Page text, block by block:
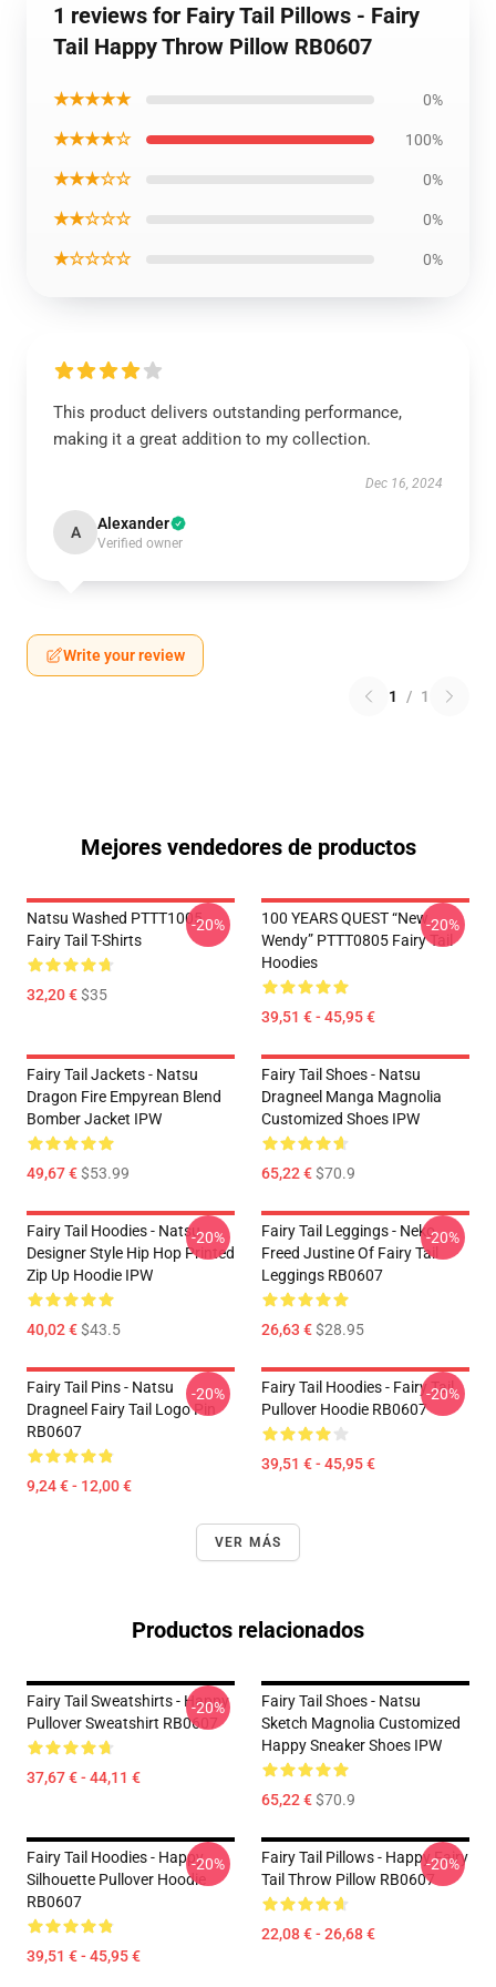
1 reviews for Fairy Tail Pillows - Fairy
Tail Happy Throw Pillow RB0607
★★★★★ 0%
★★★★☆ 100%
★★★☆☆ 0%
★★☆☆☆ 0%
★☆☆☆☆ 0%
This product delivers outstanding performance,
making it a great addition to my collection.
Dec 16, 2024
A Alexander
Verified owner
Write your review
1 / 1
Mejores vendedores de productos
Natsu Washed PTTT1005
Fairy Tail T-Shirts
32,20 €$35
-20%
100 YEARS QUEST “New
Wendy” PTTT0805 Fairy Tail
Hoodies
39,51 € - 45,95 €
-20%
Fairy Tail Jackets - Natsu
Dragon Fire Empyrean Blend
Bomber Jacket IPW
49,67 €$53.99
Fairy Tail Shoes - Natsu
Dragneel Manga Magnolia
Customized Shoes IPW
65,22 €$70.9
Fairy Tail Hoodies - Natsu
Designer Style Hip Hop Printed
Zip Up Hoodie IPW
40,02 €$43.5
-20%
Fairy Tail Leggings - Neko
Freed Justine Of Fairy Tail
Leggings RB0607
26,63 €$28.95
-20%
Fairy Tail Pins - Natsu
Dragneel Fairy Tail Logo Pin
RB0607
9,24 € - 12,00 €
-20%
Fairy Tail Hoodies - Fairy Tail
Pullover Hoodie RB0607
39,51 € - 45,95 €
-20%
VER MÁS
Productos relacionados
Fairy Tail Sweatshirts - Happy
Pullover Sweatshirt RB0607
37,67 € - 44,11 €
-20%
Fairy Tail Shoes - Natsu
Sketch Magnolia Customized
Happy Sneaker Shoes IPW
65,22 €$70.9
Fairy Tail Hoodies - Happy
Silhouette Pullover Hoodie
RB0607
39,51 € - 45,95 €
-20%
Fairy Tail Pillows - Happy Fairy
Tail Throw Pillow RB0607
22,08 € - 26,68 €
-20%